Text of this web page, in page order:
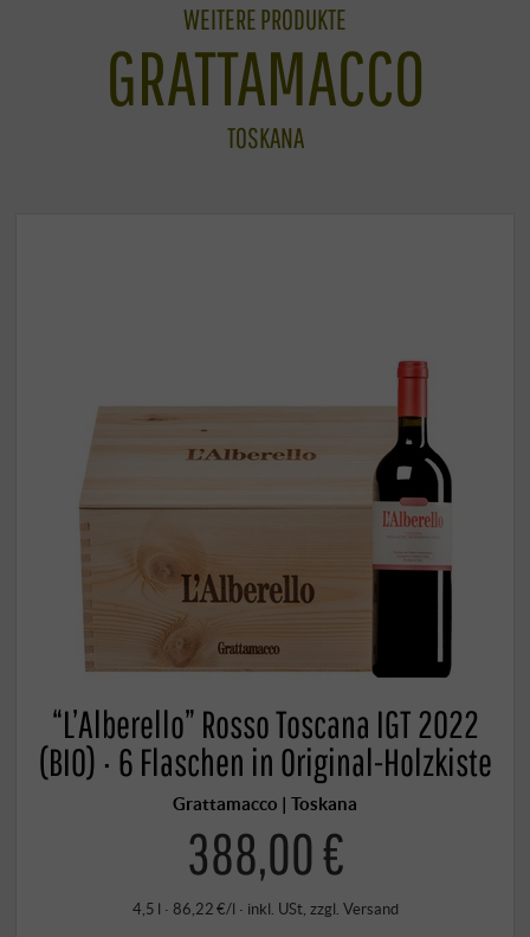
WEITERE PRODUKTE
GRATTAMACCO
TOSKANA
“L’Alberello” Rosso Toscana IGT 2022
(BIO) · 6 Flaschen in Original-Holzkiste
Grattamacco | Toskana
388,00 €
4,5 l · 86,22 €/l · inkl. USt, zzgl. Versand